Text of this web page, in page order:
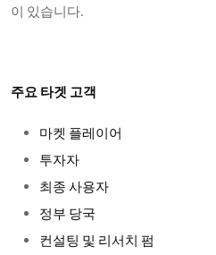
이 있습니다.
주요 타겟 고객
마켓 플레이어
투자자
최종 사용자
정부 당국
컨설팅 및 리서치 펌